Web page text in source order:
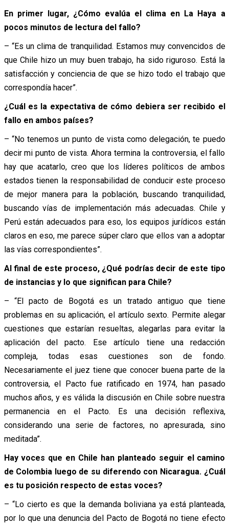
En primer lugar, ¿Cómo evalúa el clima en La Haya a
pocos minutos de lectura del fallo?
– “Es un clima de tranquilidad. Estamos muy convencidos de
que Chile hizo un muy buen trabajo, ha sido riguroso. Está la
satisfacción y conciencia de que se hizo todo el trabajo que
correspondía hacer”.
¿Cuál es la expectativa de cómo debiera ser recibido el
fallo en ambos países?
– “No tenemos un punto de vista como delegación, te puedo
decir mi punto de vista. Ahora termina la controversia, el fallo
hay que acatarlo, creo que los líderes políticos de ambos
estados tienen la responsabilidad de conducir este proceso
de mejor manera para la población, buscando tranquilidad,
buscando vías de implementación más adecuadas. Chile y
Perú están adecuados para eso, los equipos jurídicos están
claros en eso, me parece súper claro que ellos van a adoptar
las vías correspondientes”.
Al final de este proceso, ¿Qué podrías decir de este tipo
de instancias y lo que significan para Chile?
– “El pacto de Bogotá es un tratado antiguo que tiene
problemas en su aplicación, el artículo sexto. Permite alegar
cuestiones que estarían resueltas, alegarlas para evitar la
aplicación del pacto. Ese artículo tiene una redacción
compleja, todas esas cuestiones son de fondo.
Necesariamente el juez tiene que conocer buena parte de la
controversia, el Pacto fue ratificado en 1974, han pasado
muchos años, y es válida la discusión en Chile sobre nuestra
permanencia en el Pacto. Es una decisión reflexiva,
considerando una serie de factores, no apresurada, sino
meditada”.
Hay voces que en Chile han planteado seguir el camino
de Colombia luego de su diferendo con Nicaragua. ¿Cuál
es tu posición respecto de estas voces?
– “Lo cierto es que la demanda boliviana ya está planteada,
por lo que una denuncia del Pacto de Bogotá no tiene efecto